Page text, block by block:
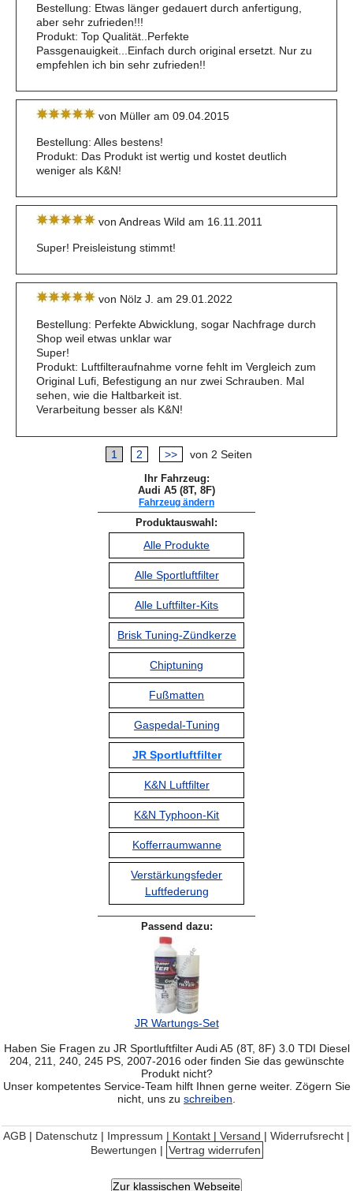
Bestellung: Etwas länger gedauert durch anfertigung,
aber sehr zufrieden!!!
Produkt: Top Qualität..Perfekte
Passgenauigkeit...Einfach durch original ersetzt. Nur zu
empfehlen ich bin sehr zufrieden!!
von Müller am 09.04.2015
Bestellung: Alles bestens!
Produkt: Das Produkt ist wertig und kostet deutlich
weniger als K&N!
von Andreas Wild am 16.11.2011
Super! Preisleistung stimmt!
von Nölz J. am 29.01.2022
Bestellung: Perfekte Abwicklung, sogar Nachfrage durch
Shop weil etwas unklar war
Super!
Produkt: Luftfilteraufnahme vorne fehlt im Vergleich zum
Original Lufi, Befestigung an nur zwei Schrauben. Mal
sehen, wie die Haltbarkeit ist.
Verarbeitung besser als K&N!
1 2 >> von 2 Seiten
Ihr Fahrzeug:
Audi A5 (8T, 8F)
Fahrzeug ändern
Produktauswahl:
Alle Produkte
Alle Sportluftfilter
Alle Luftfilter-Kits
Brisk Tuning-Zündkerze
Chiptuning
Fußmatten
Gaspedal-Tuning
JR Sportluftfilter
K&N Luftfilter
K&N Typhoon-Kit
Kofferraumwanne
Verstärkungsfeder
Luftfederung
Passend dazu:
JR Wartungs-Set
Haben Sie Fragen zu JR Sportluftfilter Audi A5 (8T, 8F) 3.0 TDI Diesel
204, 211, 240, 245 PS, 2007-2016 oder finden Sie das gewünschte
Produkt nicht?
Unser kompetentes Service-Team hilft Ihnen gerne weiter. Zögern Sie
nicht, uns zu schreiben
AGB | Datenschutz | Impressum | Kontakt | Versand | Widerrufsrecht |
Bewertungen | Vertrag widerrufen